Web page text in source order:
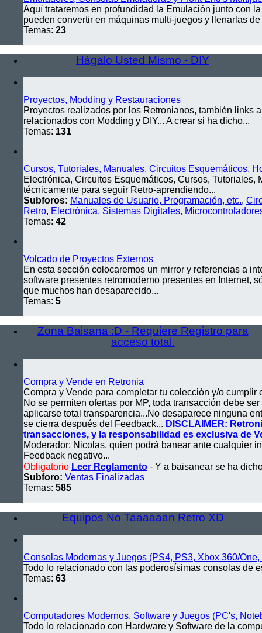
Aquí trataremos en profundidad la Emulación junto con
pueden convertir en máquinas multi-juegos y llenarlas
Temas: 23
Hágalo Usted Mismo - DIY
Proyectos, Modding y Restauraciones
Proyectos realizados por los Retronianos, también links
relacionados con Modding y DIY... A crear si ha dicho...
Temas: 131
Cursos, Tutoriales, Manuales, Circuitos Esquemáticos,
Electrónica, Circuitos Esquemáticos, Cursos, Tutoriales,
técnicamente para seguir Retro-aprendiendo...
Subforos: Manuales de Usuario, Programación, etc.,
Retro, Electrónica, Sistemas Digitales,
Temas: 42
Volcado de Proyectos Externos
En esta sección colocaremos un mirror y referencias a
software presentes retromoderno presentes en Internet,
que muchos han desaparecido...
Temas: 5
Zona Baisana :D - Requiere Registro para
acceso total.
Compra y Vende en Retronia
Compra y Vende para completar tu colección y/o
No se permiten ofertas por MP, toda transacción debe
aplicarse total transparencia...No desaparece ninguna
se cierra después del Feedback... DISCLAIMER:
transacciones, y la responsabilidad es exclusiva de
Moderador: Nicolas, quien podrá banear ante cualquier
Feedback negativo...
Obligatorio Leer Reglamento - Y a baisanear se ha
Subforo: Ventas Finalizadas
Temas: 585
Equipos No Taaaaaan Retro XD
Consolas Modernas y Juegos (PS4, PS3, Xbox 360/
Todo lo relacionado con las poderosísimas consolas de
Temas: 63
Computadores Modernos, Software y Juegos (PC's,
Todo lo relacionado con Hardware y Software de la